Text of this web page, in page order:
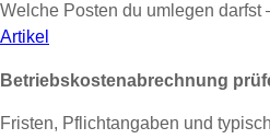
Welche Posten du umlegen darfst
Artikel
Betriebskostenabrechnung
Fristen, Pflichtangaben und